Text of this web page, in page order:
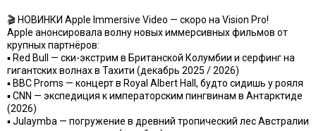
🎬 НОВИНКИ Apple Immersive Video — скоро на Vision Pro!
Apple анонсировала волну новых иммерсивных фильмов от
крупных партнёров:
▪️ Red Bull — ски-экстрим в Британской Колумбии и серфинг на
гигантских волнах в Тахити (декабрь 2025 / 2026)
▪️ BBC Proms — концерт в Royal Albert Hall, будто сидишь у рояля
▪️ CNN — экспедиция к императорским пингвинам в Антарктиде
(2026)
▪️ Julaymba — погружение в древний тропический лес Австралии